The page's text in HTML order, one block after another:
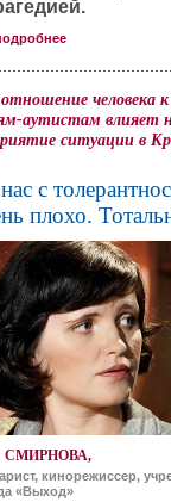
человека к
аутистам влияет
ситуации в
с
плохо.
СМИРНОВА,
кинорежиссер,
«Выход»